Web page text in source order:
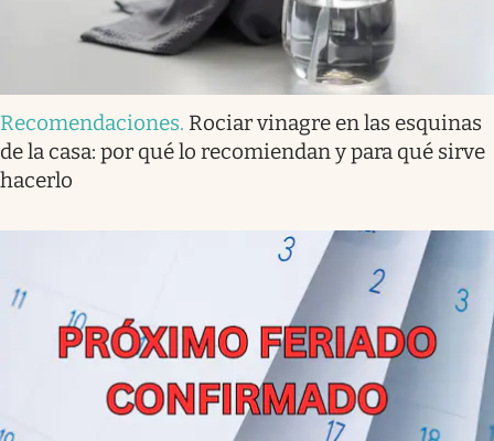
Recomendaciones. Rociar vinagre en las esquinas
de la casa: por qué lo recomiendan y para qué sirve
hacerlo